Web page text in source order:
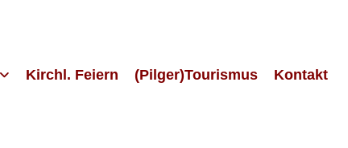
Kirchl. Feiern (Pilger)Tourismus Kontakt